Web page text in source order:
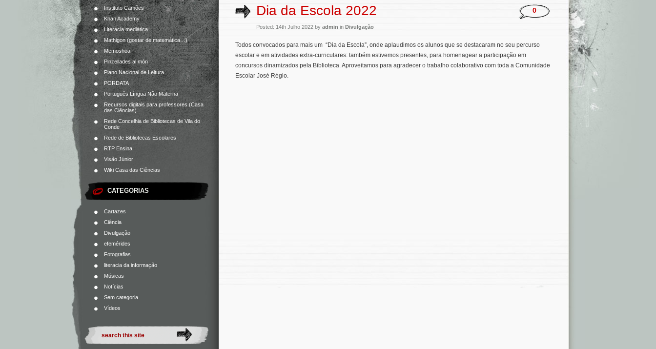
Instituto Camões
Khan Academy
Literacia mediática
Mathigon (gostar de matemática…)
Memoshoa
Pinzellades al món
Plano Nacional de Leitura
PORDATA
Português Língua Não Materna
Recursos digitais para professores (Casa
das Ciências)
Rede Concelhia de Bibliotecas de Vila do
Conde
Rede de Bibliotecas Escolares
RTP Ensina
Visão Júnior
Wiki Casa das Ciências
CATEGORIAS
Cartazes
Ciência
Divulgação
efemérides
Fotografias
literacia da informação
Músicas
Notícias
Sem categoria
Vídeos
Dia da Escola 2022
Posted: 14th Julho 2022 by admin in Divulgação
0
Todos convocados para mais um “Dia da Escola”, onde aplaudimos os alunos que se destacaram no seu percurso
escolar e em atividades extra-curriculares: também estivemos presentes, para homenagear a participação em
concursos dinamizados pela Biblioteca. Aproveitamos para agradecer o trabalho colaborativo com toda a Comunidade
Escolar José Régio.